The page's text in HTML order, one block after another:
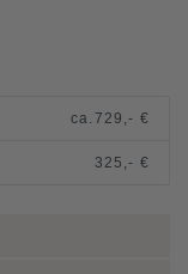
ca. 729,- €
325,- €